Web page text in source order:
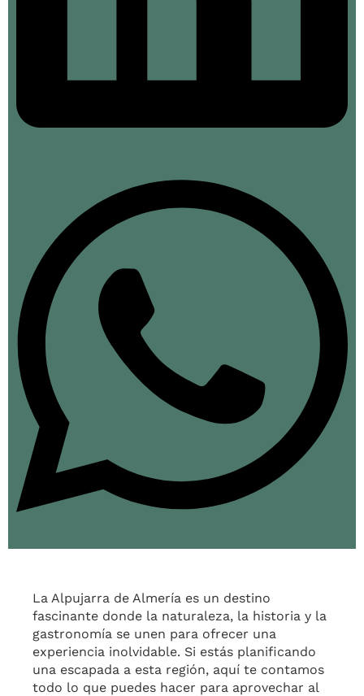
La Alpujarra de Almería es un destino
fascinante donde la naturaleza, la historia y la
gastronomía se unen para ofrecer una
experiencia inolvidable. Si estás planificando
una escapada a esta región, aquí te contamos
todo lo que puedes hacer para aprovechar al